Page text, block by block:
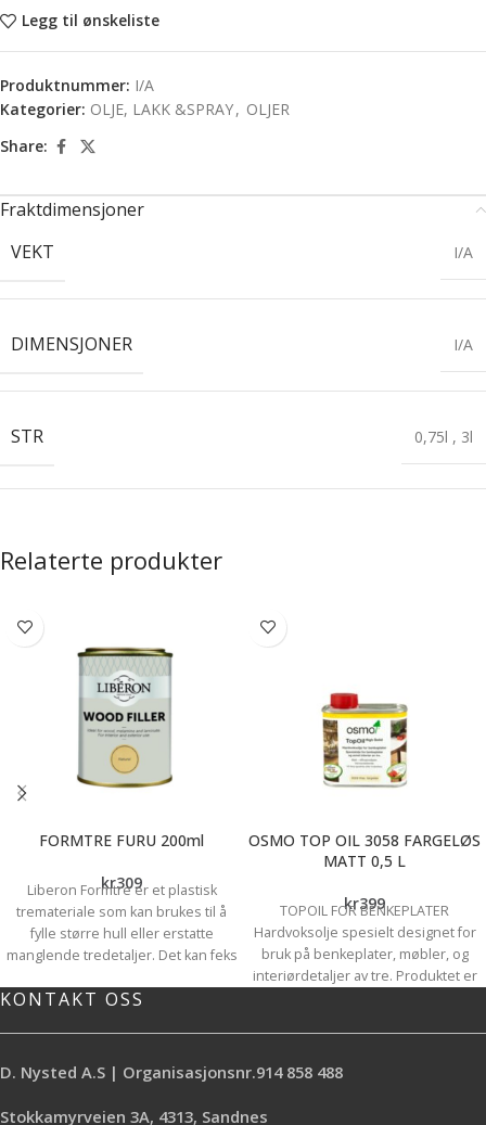
Legg til ønskeliste
Produktnummer: I/A
Kategorier: OLJE, LAKK &SPRAY, OLJER
Share:
Fraktdimensjoner
VEKT
I/A
DIMENSJONER I/A
STR 0,75l , 3l
Relaterte produkter
FORMTRE FURU 200ml
kr309
Liberon Formtre er et plastisk
tremateriale som kan brukes til å
fylle større hull eller erstatte
manglende tredetaljer. Det kan feks
oppbygging av ornament, osv.
fargestoff. Inneholder ingen farlige
løsemidler. Liberon Formtre er et
vannbasert produkt.
OSMO TOP OIL 3058 FARGELØS
MATT 0,5 L
kr399
TOPOIL FOR BENKEPLATER
Hardvoksolje spesielt designet for
bruk på benkeplater, møbler, og
interiørdetaljer av tre. Produktet er
beskyttende overflate mot
KONTAKT OSS
D. Nysted A.S | Organisasjonsnr.914 858 488
Stokkamyrveien 3A, 4313, Sandnes